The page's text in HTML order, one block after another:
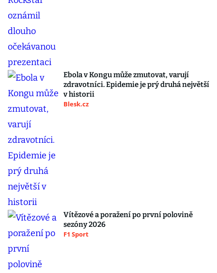
Ebola v Kongu může zmutovat, varují
zdravotníci. Epidemie je prý druhá největší
v historii
Blesk.cz
Vítězové a poražení po první polovině
sezóny 2026
F1 Sport